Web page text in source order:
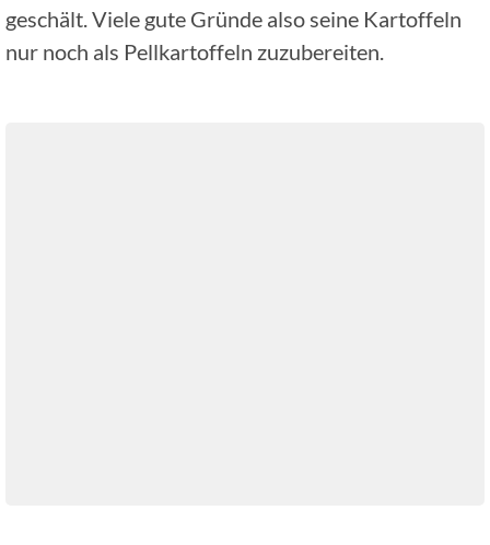
geschält. Viele gute Gründe also seine Kartoffeln
nur noch als Pellkartoffeln zuzubereiten.